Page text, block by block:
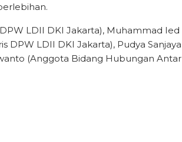
LDII DKI Jakarta), Muhammad Ied
DPW LDII DKI Jakarta), Pudya Sanjaya
(Anggota Bidang Hubungan Antar